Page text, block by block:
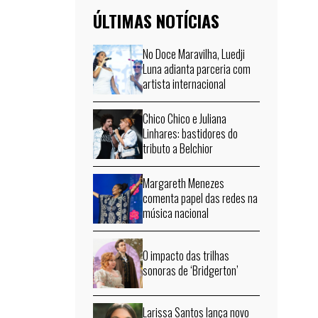
ÚLTIMAS NOTÍCIAS
No Doce Maravilha, Luedji
Luna adianta parceria com
artista internacional
Chico Chico e Juliana
Linhares: bastidores do
tributo a Belchior
Margareth Menezes
comenta papel das redes na
música nacional
O impacto das trilhas
sonoras de ‘Bridgerton’
Larissa Santos lança novo